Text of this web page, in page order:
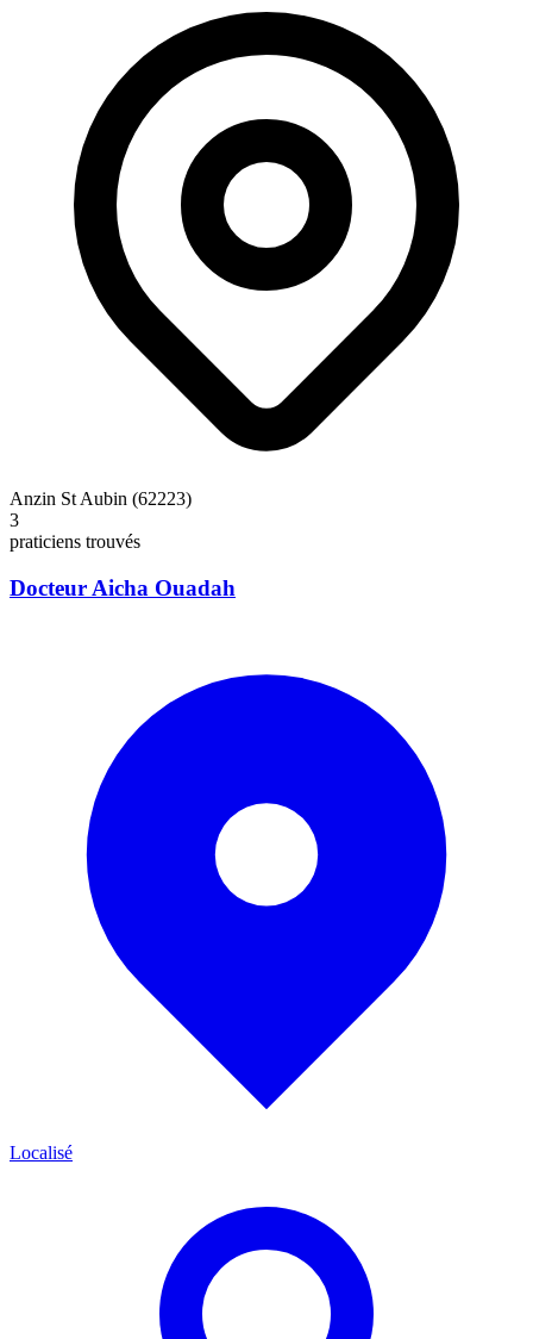
Anzin St Aubin (62223)
3
praticiens trouvés
Docteur Aicha Ouadah
Localisé